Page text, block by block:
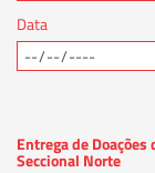
Data
Entrega de
Seccional Norte